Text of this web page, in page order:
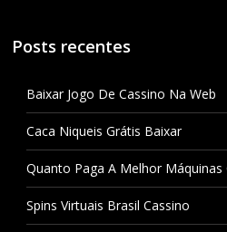
Posts recentes
Baixar Jogo De Cassino Na Web
Caca Niqueis Grátis Baixar
Quanto Paga A Melhor Máquinas
Spins Virtuais Brasil Cassino